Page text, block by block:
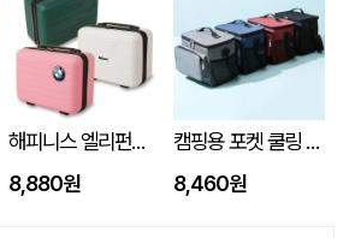
해피니스 엘리펀트 베이직 인텐시브 레디백
8,880원
캠핑용 포켓 쿨링 300D PEVA 보냉 쿨링 방수백
8,460원